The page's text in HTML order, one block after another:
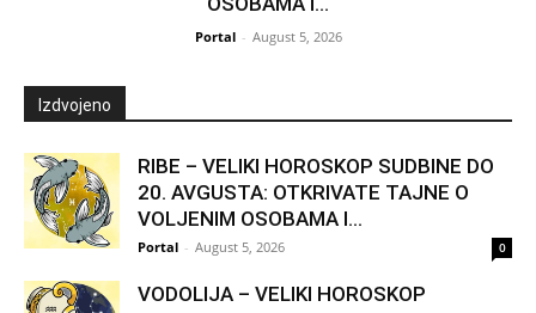
Portal - August 5, 2026
Izdvojeno
RIBE – VELIKI HOROSKOP SUDBINE DO
20. AVGUSTA: OTKRIVATE TAJNE O
VOLJENIM OSOBAMA I...
Portal - August 5, 2026 0
VODOLIJA – VELIKI HOROSKOP